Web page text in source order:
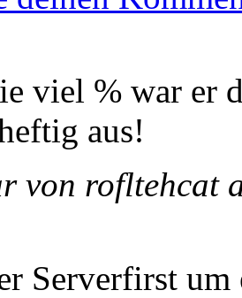
viel % war er
aus!
von rofltehcat
Serverfirst